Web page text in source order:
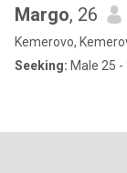
Margo, 26
Kemerovo,
Seeking: Male 25 -